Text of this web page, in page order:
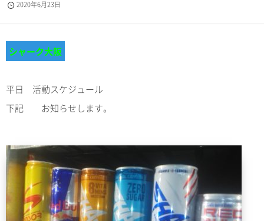
2020年6月23日
シャーク大阪
平日 活動スケジュール
下記 お知らせします。